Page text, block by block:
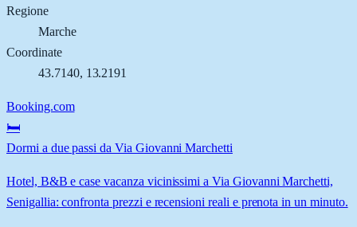
Regione
Marche
Coordinate
43.7140, 13.2191
Booking.com
🛏️
Dormi a due passi da Via Giovanni Marchetti
Hotel, B&B e case vacanza vicinissimi a Via Giovanni Marchetti,
Senigallia: confronta prezzi e recensioni reali e prenota in un minuto.